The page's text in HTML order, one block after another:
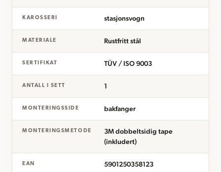
KAROSSERI stasjonsvogn
MATERIALE Rustfritt stål
SERTIFIKAT TÜV / ISO 9003
ANTALL I SETT 1
MONTERINGSSIDE bakfanger
MONTERINGSMETODE
3M dobbeltsidig tape
(inkludert)
EAN 5901250358123